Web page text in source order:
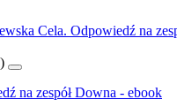
na zespół Downa - ebook